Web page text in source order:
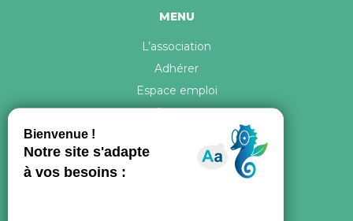
MENU
L’association
Adhérer
Espace emploi
Contact